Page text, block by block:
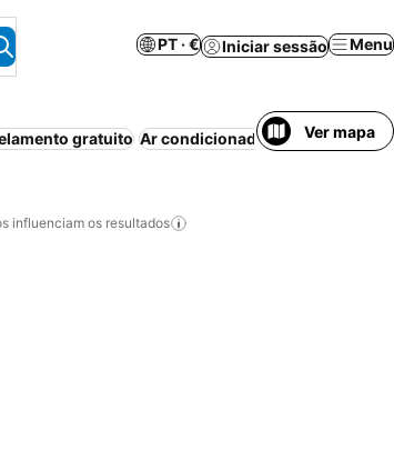
PT · € Iniciar sessão Menu
gratuito Ar condicionado Aparthotel Wi-
Ver mapa
influenciam os resultados
aos favoritos